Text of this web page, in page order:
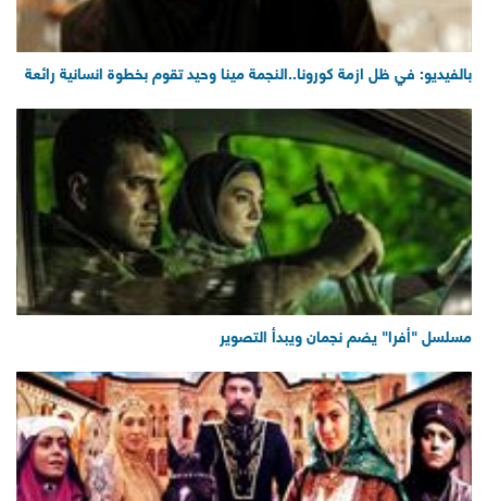
مسلسل "أفرا" يضم نجمان ويبدأ التصوير
بالفيديو: في ظل ازمة كورونا..النجمة مينا وحيد تقوم بخطوة انسانية رائعة